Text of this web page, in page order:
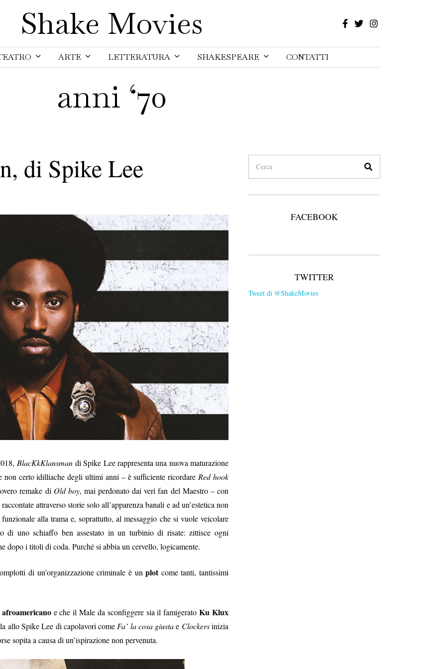
Shake Movies
ARTE LETTERATURA SHAKESPEARE CONTATTI
anni ‘70
di Spike Lee
BlacKkKlansmandi Spike Lee rappresenta una nuova maturazione
certo idilliache degli ultimi anni – è sufficiente ricordare Red hook
remake di Old boy, mai perdonato dai veri fan del Maestro – con
raccontate attraverso storie solo all’apparenza banali e ad un’estetica non
alla trama e, soprattutto, al messaggio che si vuole veicolare
di uno schiaffo ben assestato in un turbinio di risate: zittisce ogni
dopo i titoli di coda. Purché si abbia un cervello, logicamente.
di un’organizzazione criminale è unplotcome tanti, tantissimi
afroamericanoe che il Male da sconfiggere sia il famigeratoKu Klux
allo Spike Lee di capolavori come Fa’ la cosa giustae Clockersinizia
sopita a causa di un’ispirazione non pervenuta.
FACEBOOK
TWITTER
Tweet di @ShakeMovies